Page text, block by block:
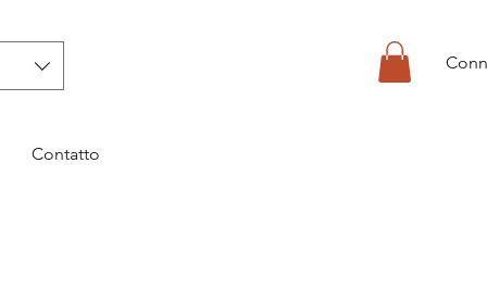
Contatto